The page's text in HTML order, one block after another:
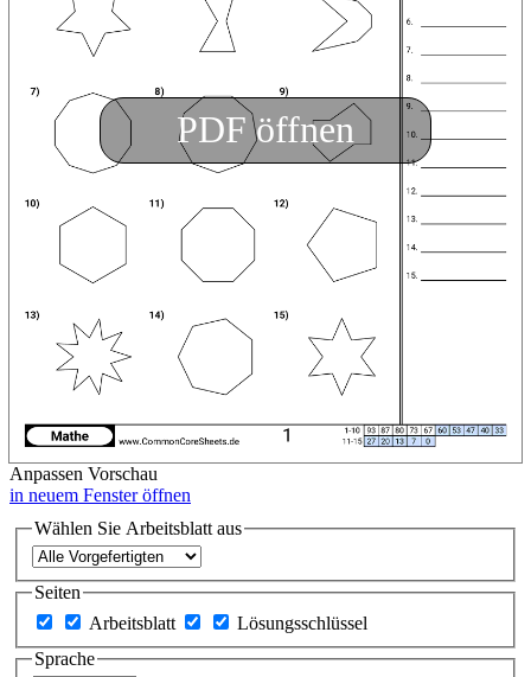
PDF öffnen
Anpassen Vorschau
in neuem Fenster öffnen
Wählen Sie Arbeitsblatt aus
Seiten
Arbeitsblatt
Lösungsschlüssel
Sprache